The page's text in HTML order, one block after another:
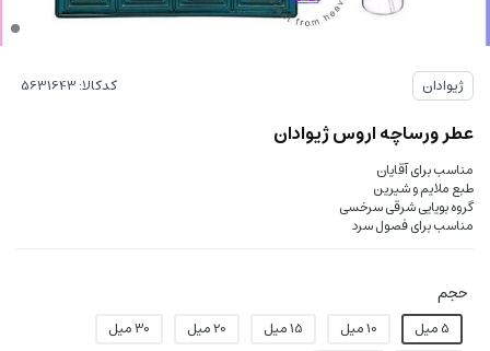
ژیوادان کدکالا:
عطر ورساچه اروس ژیوادان
مناسب برای آقایان
طبع ملایم و شیرین
گروه بویایی شرقی سرخسی
مناسب برای فصول سرد
حجم
5 میل 10 میل 15 میل 20 میل
30 میل